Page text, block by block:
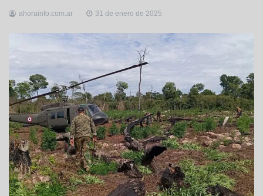
ahorainfo.com.ar 31 de enero de 2025